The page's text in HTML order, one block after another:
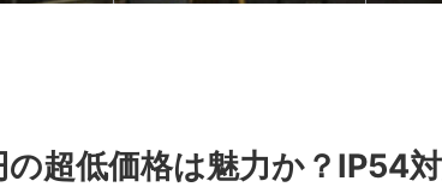
超低価格は魅力か？IP54